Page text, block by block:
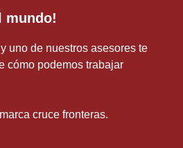
mundo!
uno de nuestros asesores te
cómo podemos trabajar
cruce fronteras.